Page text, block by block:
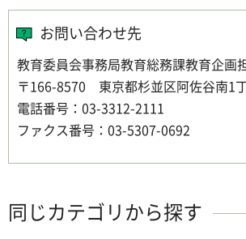
お問い合わせ先
教育委員会事務局教育総務課教育企画
〒166-8570 東京都杉並区阿佐谷南1
電話番号：03-3312-2111
ファクス番号：03-5307-0692
同じカテゴリから探す